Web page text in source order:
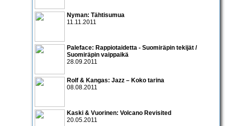
Nyman: Tähtisumua
11.11.2011
Paleface: Rappiotaidetta - Suomiräpin tekijät /
Suomiräpin vaippaikä
28.09.2011
Rolf & Kangas: Jazz – Koko tarina
08.08.2011
Kaski & Vuorinen: Volcano Revisited
20.05.2011